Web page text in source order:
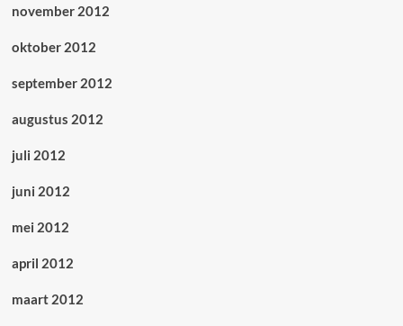
november 2012
oktober 2012
september 2012
augustus 2012
juli 2012
juni 2012
mei 2012
april 2012
maart 2012